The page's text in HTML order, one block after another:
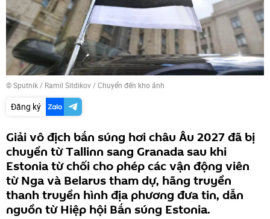
© Sputnik / Ramil Sitdikov/Chuyển đến kho ảnh
Đăng ký
Giải vô địch bắn súng hơi châu Âu 2027 đã bị
chuyển từ Tallinn sang Granada sau khi
Estonia từ chối cho phép các vận động viên
từ Nga và Belarus tham dự, hãng truyền
thanh truyền hình địa phương đưa tin, dẫn
nguồn từ Hiệp hội Bắn súng Estonia.